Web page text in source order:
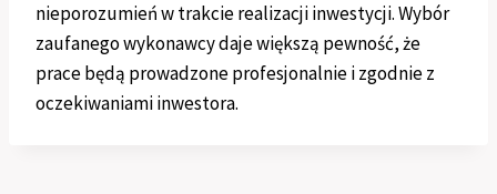
nieporozumień w trakcie realizacji inwestycji. Wybór
zaufanego wykonawcy daje większą pewność, że
prace będą prowadzone profesjonalnie i zgodnie z
oczekiwaniami inwestora.